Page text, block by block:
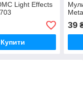
Light Effects
Купити
39